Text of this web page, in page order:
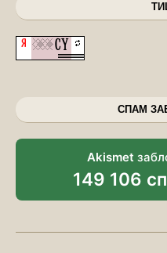
СПАМ
Akismet
149 106